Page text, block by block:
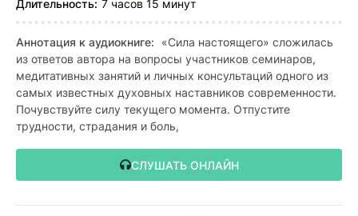
Длительность: 7 часов 15 минут
Аннотация к аудиокниге:
«Сила настоящего» сложилась
из ответов автора на вопросы участников семинаров,
медитативных занятий и личных консультаций одного из
самых известных духовных наставников современности.
Почувствуйте силу текущего момента. Отпустите
трудности, страдания и боль,
СЛУШАТЬ ОНЛАЙН